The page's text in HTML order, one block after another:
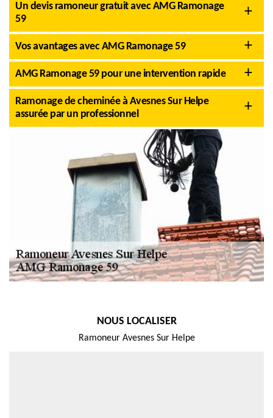
Un devis ramoneur gratuit avec AMG Ramonage
59
Vos avantages avec AMG Ramonage 59
AMG Ramonage 59 pour une intervention rapide
Ramonage de cheminée à Avesnes Sur Helpe
assurée par un professionnel
NOUS LOCALISER
Ramoneur Avesnes Sur Helpe